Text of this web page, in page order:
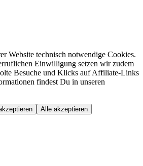
Website technisch notwendige Cookies.
Einwilligung setzen wir zudem
Besuche und Klicks auf Affiliate-Links
findest Du in unseren
Alle akzeptieren